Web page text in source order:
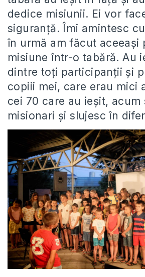
dedice misiunii. Ei vor
siguranță. Îmi amintesc
în urmă am făcut aceeași
misiune într-o tabără. Au
dintre toți participanții și
copiii mei, care erau mici
cei 70 care au ieșit, acum
misionari și slujesc în